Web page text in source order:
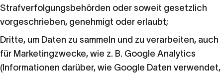
Strafverfolgungsbehörden oder soweit gesetzlich
vorgeschrieben, genehmigt oder erlaubt;
Dritte, um Daten zu sammeln und zu verarbeiten, auch
für Marketingzwecke, wie z. B. Google Analytics
(Informationen darüber, wie Google Daten verwendet,